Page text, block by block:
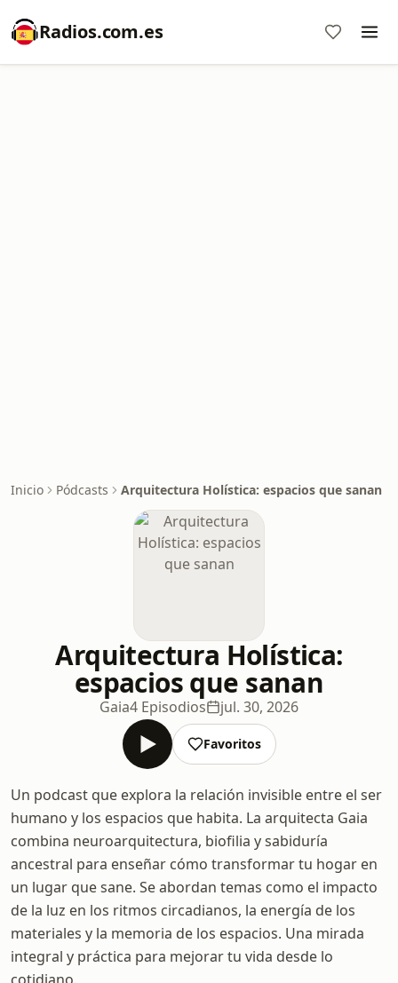
Radios.com.es
Inicio Pódcasts Arquitectura Holística: espacios que sanan
Arquitectura Holística:
espacios que sanan
Gaia4 Episodios jul. 30, 2026
Favoritos
Un podcast que explora la relación invisible entre el ser
humano y los espacios que habita. La arquitecta Gaia
combina neuroarquitectura, biofilia y sabiduría
ancestral para enseñar cómo transformar tu hogar en
un lugar que sane. Se abordan temas como el impacto
de la luz en los ritmos circadianos, la energía de los
materiales y la memoria de los espacios. Una mirada
integral y práctica para mejorar tu vida desde lo